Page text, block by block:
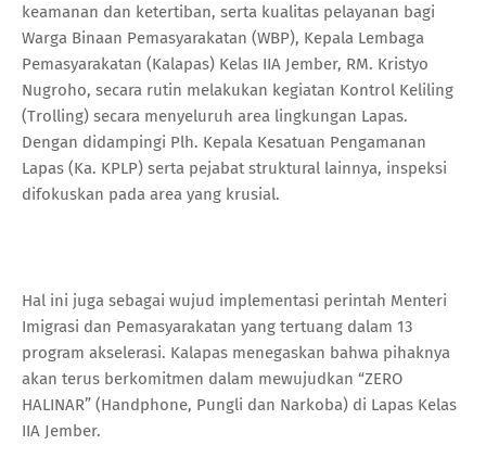
keamanan dan ketertiban, serta kualitas pelayanan bagi
Warga Binaan Pemasyarakatan (WBP), Kepala Lembaga
Pemasyarakatan (Kalapas) Kelas IIA Jember, RM. Kristyo
Nugroho, secara rutin melakukan kegiatan Kontrol Keliling
(Trolling) secara menyeluruh area lingkungan Lapas.
Dengan didampingi Plh. Kepala Kesatuan Pengamanan
Lapas (Ka. KPLP) serta pejabat struktural lainnya, inspeksi
difokuskan pada area yang krusial.
Hal ini juga sebagai wujud implementasi perintah Menteri
Imigrasi dan Pemasyarakatan yang tertuang dalam 13
program akselerasi. Kalapas menegaskan bahwa pihaknya
akan terus berkomitmen dalam mewujudkan “ZERO
HALINAR” (Handphone, Pungli dan Narkoba) di Lapas Kelas
IIA Jember.